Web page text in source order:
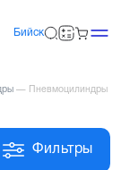
Бийск
— Пневмоцилиндры
Фильтры